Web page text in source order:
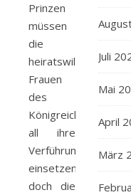
Prinzen
müssen
die
heiratswilligen
Frauen
des
Königreiches
all ihre
Verführungskünste
einsetzen,
doch die
Juli
Mai
April
März